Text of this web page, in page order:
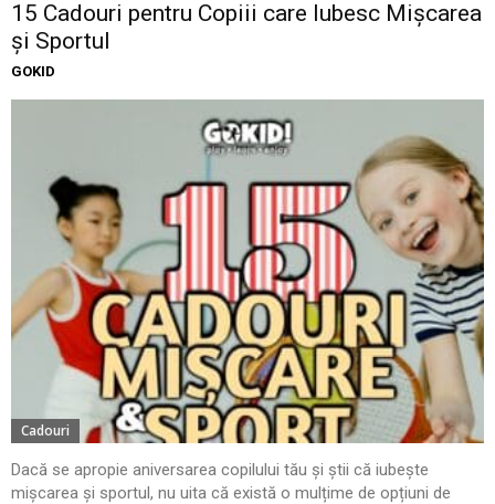
15 Cadouri pentru Copiii care Iubesc Mișcarea
și Sportul
GOKID
Cadouri
Dacă se apropie aniversarea copilului tău și știi că iubește
mișcarea și sportul, nu uita că există o mulțime de opțiuni de